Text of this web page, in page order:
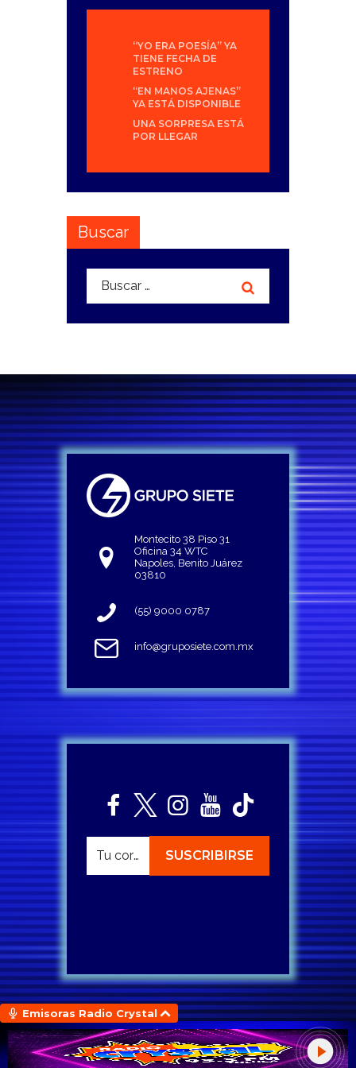
“YO ERA POESÍA” YA
TIENE FECHA DE
ESTRENO
“EN MANOS AJENAS”
YA ESTÁ DISPONIBLE
UNA SORPRESA ESTÁ
POR LLEGAR
Buscar
Buscar:
Montecito 38 Piso 31
Oficina 34 WTC
Napoles, Benito Juárez
03810
(55) 9000 0787
info@gruposiete.com.mx
Emisoras Radio Crystal